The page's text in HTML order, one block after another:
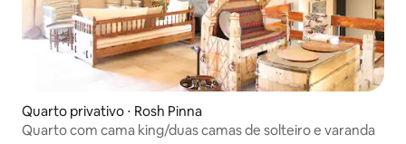
Quarto privativo ⋅ Rosh Pinna
Quarto com cama king/duas camas de solteiro e varanda